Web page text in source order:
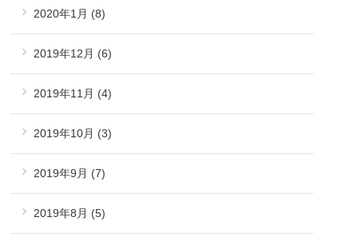
2020年1月 (8)
2019年12月 (6)
2019年11月 (4)
2019年10月 (3)
2019年9月 (7)
2019年8月 (5)